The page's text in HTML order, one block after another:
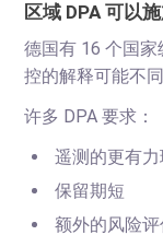
区域 DPA 可以
德国有 16 个国
控的解释可能不同
许多 DPA 要求：
遥测的更有力
保留期短
额外的风险